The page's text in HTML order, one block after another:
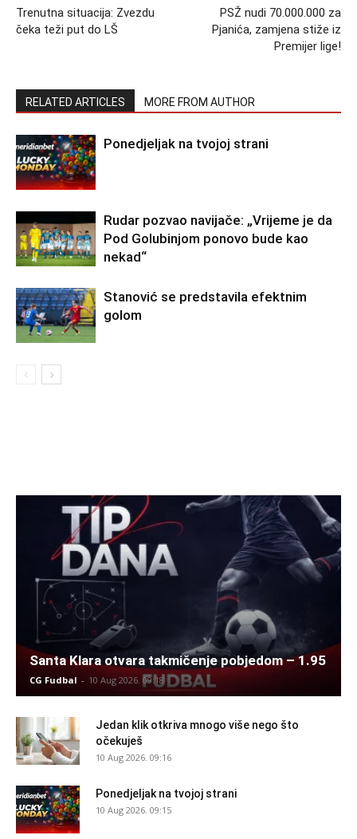
Trenutna situacija: Zvezdu
čeka teži put do LŠ
PSŽ nudi 70.000.000 za
Pjanića, zamjena stiže iz
Premijer lige!
RELATED ARTICLES MORE FROM AUTHOR
Ponedjeljak na tvojoj strani
Rudar pozvao navijače: „Vrijeme je da
Pod Golubinjom ponovo bude kao
nekad“
Stanović se predstavila efektnim
golom
Santa Klara otvara takmičenje pobjedom – 1.95
CG Fudbal - 10 Aug 2026. 09:18
Jedan klik otkriva mnogo više nego što
očekuješ
10 Aug 2026. 09:16
Ponedjeljak na tvojoj strani
10 Aug 2026. 09:15